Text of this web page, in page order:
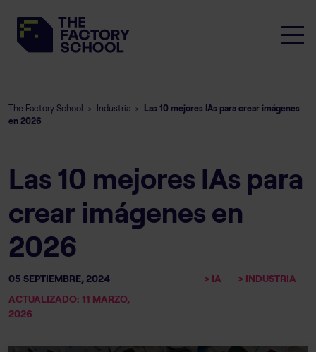
The Factory School > Industria >
Las 10 mejores IAs para crear imágenes
en 2026
Las 10 mejores IAs para
crear imágenes en
2026
05 SEPTIEMBRE, 2024
ACTUALIZADO: 11 MARZO,
2026
> IA > INDUSTRIA